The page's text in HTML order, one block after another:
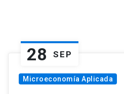
28 SEP
Microeconomía Aplicada